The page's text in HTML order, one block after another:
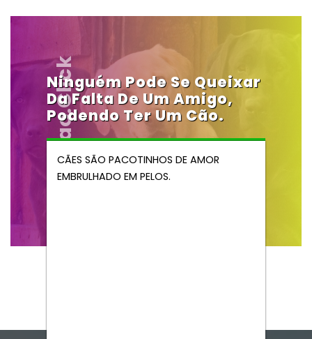
Vendocao.click
Ninguém Pode Se Queixar
Da Falta De Um Amigo,
Podendo Ter Um Cão.
CÃES SÃO PACOTINHOS DE AMOR
EMBRULHADO EM PELOS.